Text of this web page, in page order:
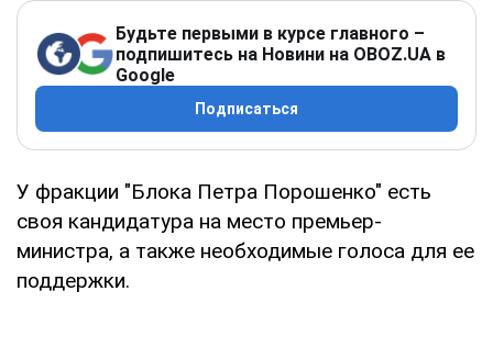
Будьте первыми в курсе главного –
подпишитесь на Новини на OBOZ.UA в
Google
Подписаться
У фракции "Блока Петра Порошенко" есть
своя кандидатура на место премьер-
министра, а также необходимые голоса для ее
поддержки.